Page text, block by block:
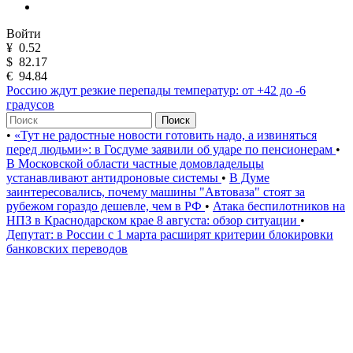
Войти
¥ 0.52
$ 82.17
€ 94.84
Россию ждут резкие перепады температур: от +42 до -6
градусов
Поиск
• «Тут не радостные новости готовить надо, а извиняться
перед людьми»: в Госдуме заявили об ударе по пенсионерам •
В Московской области частные домовладельцы
устанавливают антидроновые системы • В Думе
заинтересовались, почему машины "Автоваза" стоят за
рубежом гораздо дешевле, чем в РФ • Атака беспилотников на
НПЗ в Краснодарском крае 8 августа: обзор ситуации •
Депутат: в России с 1 марта расширят критерии блокировки
банковских переводов